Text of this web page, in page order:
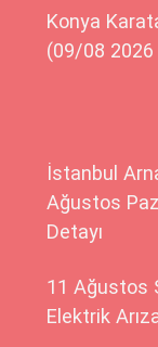
Konya
(09/08 2026
İstanbul
Ağustos
Detayı
11 Ağustos
Elektrik